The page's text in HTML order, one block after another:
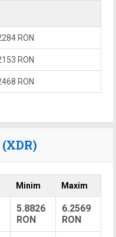
RON
RON
RON
Minim Maxim
5.8826
RON
6.2569
RON